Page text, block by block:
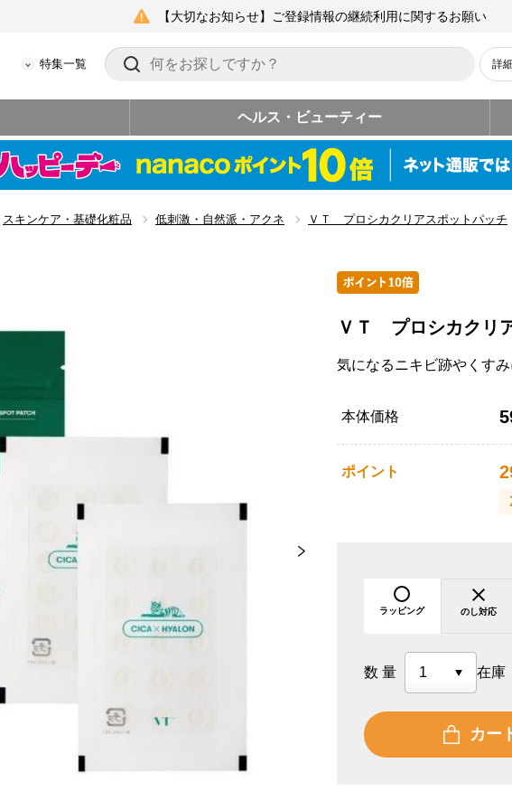
【大切なお知らせ】ご登録情報の継続利用に関するお願い
特集一覧 詳
ヘルス・ビューティー
スキンケア・基礎化粧品 低刺激・自然派・アクネ ＶＴ プロシカクリアスポットパッチ
ＶＴ プロシカクリ
気になるニキビ跡やくす
本体価格
ポイント
ラッピング のし対応
数量 在庫
カー